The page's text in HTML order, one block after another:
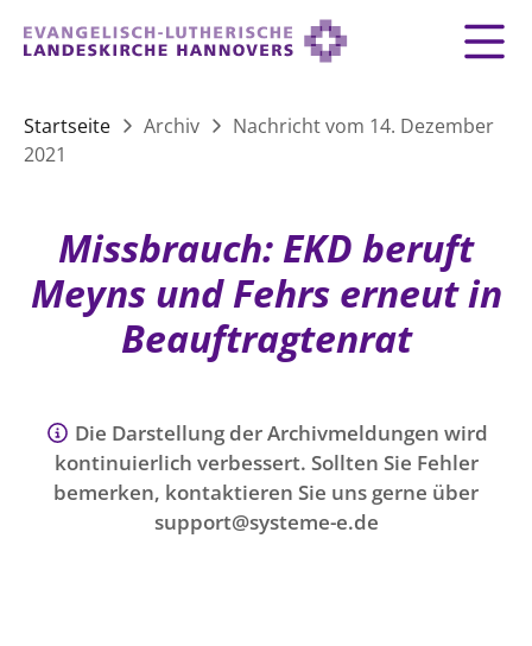
Startseite Archiv
Nachricht vom 14. Dezember
2021
Missbrauch: EKD beruft
Meyns und Fehrs erneut in
Beauftragtenrat
Die Darstellung der Archivmeldungen wird
kontinuierlich verbessert. Sollten Sie Fehler
bemerken, kontaktieren Sie uns gerne über
support@systeme-e.de
LANDESKIRCHE
LANDESKIRCHE
Bischofsrat
Sprengel und Kirchenkreise der Landeskirche
Hannovers
Organigramm der Landeskirche
Konföderation evangelischer Kirchen in
Niedersachsen
Einrichtungen
SERVICE FÜR GEMEINDEN
DEMOKRATIE STÄRKEN
KIRCHENEINTRITT
SPENDE
KLIMASCHUTZGESETZ
EVERMORE
RÜCKBLICK: KIRCHENTAG IN HANNOVER
TAUFE BIS TRAUER
TAUFE
KONFIRMATION
HOCHZEIT
TRAUER
GLAUBE
FEIERN
10 Gebote
Vater unser
Kirchenmusik
Gesangbuch
Glocken
VERSTEHEN
IM NOTFALL
HILFE IM ALLTAG
LEBEN & STERBEN
SEELSORGE
MITMACHEN
ZUKUNFT
GESELLSCHAFT & LEBEN
ZUSAMMENLEBEN
Vielfalt
Hilfe für Geflüchtete
Partnerschaft weltweit
Bildung
Friedensethik
Friedensarbeit
Friedensorte